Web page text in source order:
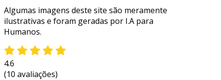
Algumas imagens deste site são meramente
ilustrativas e foram geradas por I.A para
Humanos.
4.6
(10 avaliações)